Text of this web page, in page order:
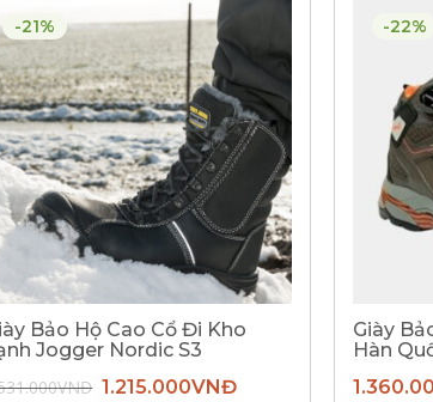
-21%
Bảo Hộ Cao Cổ Đi Kho
Jogger Nordic S3
VNĐ Giá
1.215.000VNĐGiá
-22%
Giày
Hàn